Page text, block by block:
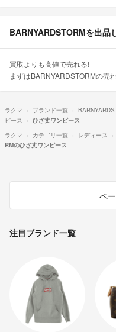
BARNYARDSTORMを出品
買取よりも高値で売れる!
まずはBARNYARDSTORMの売
ラクマ ブランド一覧
ピース
ひざ丈ワンピース
ラクマ
カテゴリ一覧 レディース
RMのひざ丈ワンピース
ペ
注目ブランド一覧